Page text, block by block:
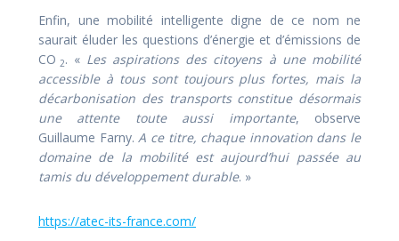
Enfin, une mobilité intelligente digne de ce nom ne
saurait éluder les questions d’énergie et d’émissions de
CO 2. « Les aspirations des citoyens à une mobilité
accessible à tous sont toujours plus fortes, mais la
décarbonisation des transports constitue désormais
une attente toute aussi importante, observe
Guillaume Farny.A ce titre, chaque innovation dans le
domaine de la mobilité est aujourd’hui passée au
tamis du développement durable. »
https://atec-its-france.com/